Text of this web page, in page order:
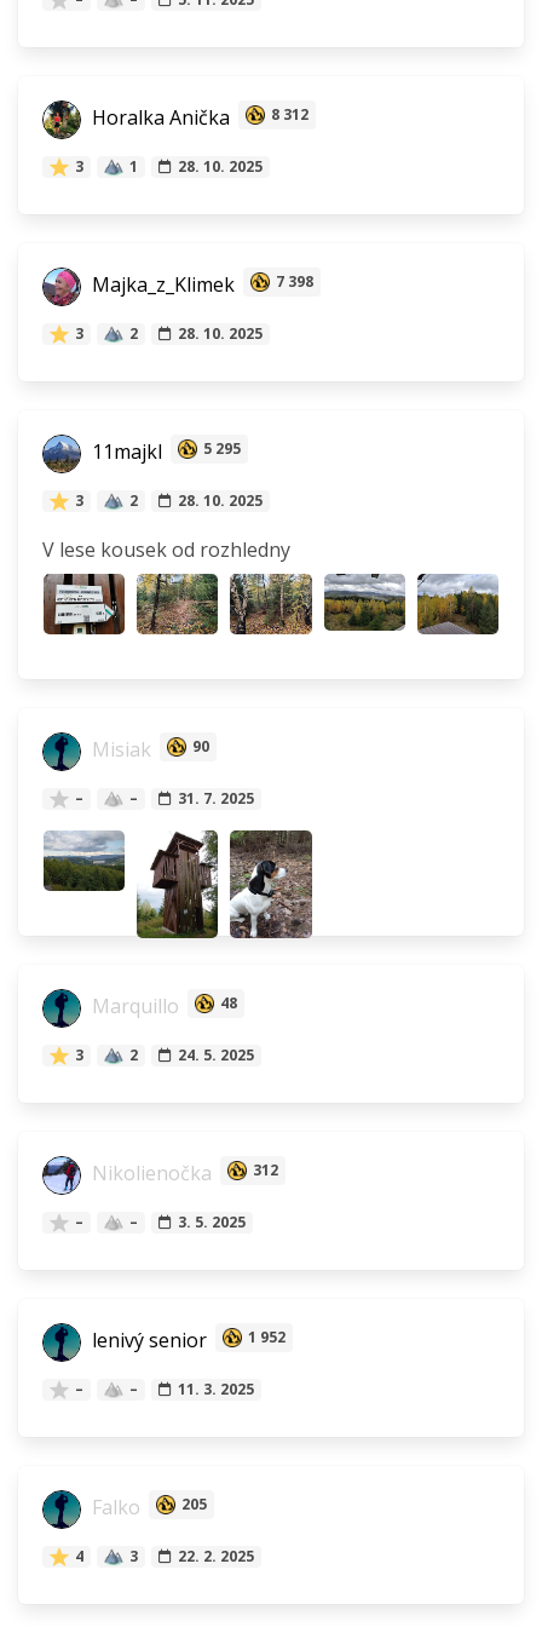
Horalka Anička 8 312
3 1 28. 10. 2025
Majka_z_Klimek 7 398
3 2 28. 10. 2025
11majkl 5 295
3 2 28. 10. 2025
V lese kousek od rozhledny
Misiak 90
– – 31. 7. 2025
Marquillo 48
3 2 24. 5. 2025
Nikolienočka 312
– – 3. 5. 2025
lenivý senior 1 952
– – 11. 3. 2025
Falko 205
4 3 22. 2. 2025